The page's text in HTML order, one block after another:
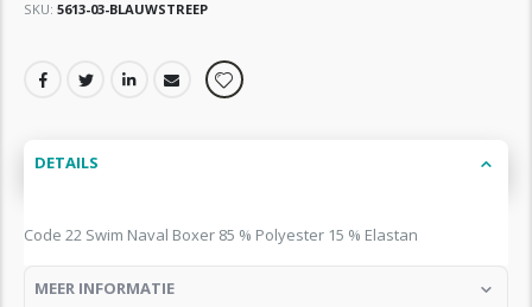
SKU 5613-03-BLAUWSTREEP
DETAILS
Code 22 Swim Naval Boxer 85 % Polyester 15 % Elastan
MEER INFORMATIE